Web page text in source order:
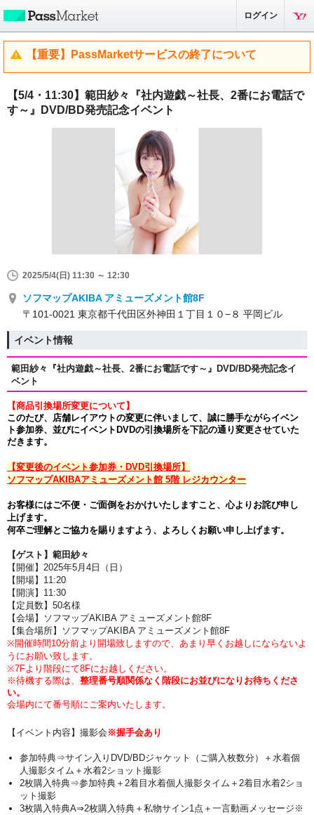
ログイン
【重要】PassMarketサービスの終了について
【5/4・11:30】範田紗々『社内遊戯～社長、2番にお電話で
す～』DVD/BD発売記念イベント
2025/5/4(日) 11:30 ～ 12:30
ソフマップAKIBA アミューズメント館8F
〒101-0021 東京都千代田区外神田１丁目１０−８ 平岡ビル
イベント情報
範田紗々『社内遊戯～社長、2番にお電話です～』DVD/BD発売記念イ
ベント
【商品引換場所変更について】
このたび、店舗レイアウトの変更に伴いまして、誠に勝手ながらイベン
ト参加券、並びにイベントDVDの引換場所を下記の通り変更させていた
だきます。
【変更後のイベント参加券・DVD引換場所】
ソフマップAKIBAアミューズメント館 5階 レジカウンター
お客様にはご不便・ご面倒をおかけいたしますこと、心よりお詫び申し
上げます。
何卒ご理解とご協力を賜りますよう、よろしくお願い申し上げます。
【ゲスト】 範田紗々
【開催】2025年5月4日（日）
【開場】11:20
【開演】11:30
【定員数】50名様
【会場】ソフマップAKIBA アミューズメント館8F
【集合場所】ソフマップAKIBA アミューズメント館8F
※開催時間10分前より開場致しますので、あまり早くお越しにならないよ
うにお願い致します。
※7Fより階段にて8Fにお越しください。
※待機する際は、 整理番号順関係なく階段にお並びになりお待ちくださ
い。
会場内にて番号順にご案内いたします。
【イベント内容】撮影会 ※握手会あり
参加特典⇒サイン入りDVD/BDジャケット（ご購入枚数分）＋ 水着個
人撮影タイム＋水着2ショット撮影
2枚購入特典⇒参加特典 ＋2着目水着個人撮影タイム＋2着目水着2ショ
ット撮影
3枚購入特典A⇒2枚購入特典＋私物サイン1点 ＋一言動画メッセージ※